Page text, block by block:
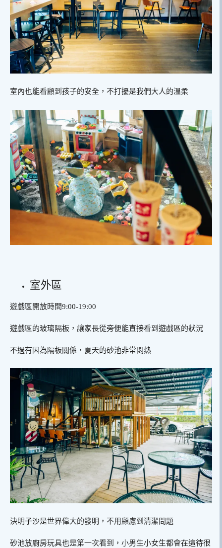
室內也能看顧到孩子的安全，不打擾是我們大人的溫柔
室外區
遊戲區開放時間9:00-19:00
遊戲區的玻璃隔板，讓家長從旁便能直接看到遊戲區的狀況
不過有因為隔板關係，夏天的砂池非常悶熱
決明子沙是世界偉大的發明，不用顧慮到清潔問題
砂池放廚房玩具也是第一次看到，小男生小女生都會在這待很